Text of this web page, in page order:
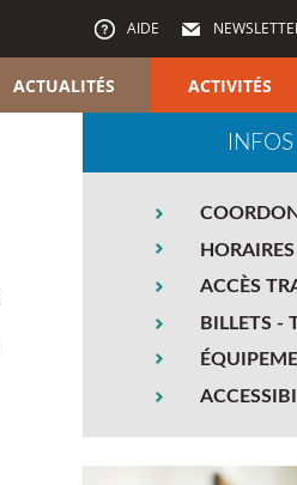
AIDE
ACTUALITÉS ACTIVITÉS
ACCÈS
BILLETS -